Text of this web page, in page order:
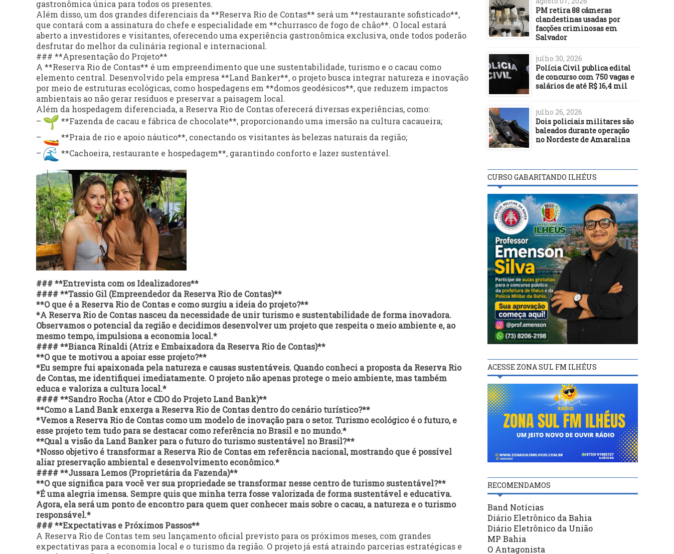
gastronômica única para todos os presentes.
Além disso, um dos grandes diferenciais da **Reserva Rio de Contas** será um **restaurante sofisticado**,
que contará com a assinatura do chefe e especialidade em **churrasco de fogo de chão**. O local estará
aberto a investidores e visitantes, oferecendo uma experiência gastronômica exclusiva, onde todos poderão
desfrutar do melhor da culinária regional e internacional.
### **Apresentação do Projeto**
A **Reserva Rio de Contas** é um empreendimento que une sustentabilidade, turismo e o cacau como
elemento central. Desenvolvido pela empresa **Land Banker**, o projeto busca integrar natureza e inovação
por meio de estruturas ecológicas, como hospedagens em **domos geodésicos**, que reduzem impactos
ambientais ao não gerar resíduos e preservar a paisagem local.
Além da hospedagem diferenciada, a Reserva Rio de Contas oferecerá diversas experiências, como:
–
**Fazenda de cacau e fábrica de chocolate**, proporcionando uma imersão na cultura cacaueira;
–
**Praia de rio e apoio náutico**, conectando os visitantes às belezas naturais da região;
–
**Cachoeira, restaurante e hospedagem**, garantindo conforto e lazer sustentável.
### **Entrevista com os Idealizadores**
#### **Tassio Gil (Empreendedor da Reserva Rio de Contas)**
**O que é a Reserva Rio de Contas e como surgiu a ideia do projeto?**
*A Reserva Rio de Contas nasceu da necessidade de unir turismo e sustentabilidade de forma inovadora.
Observamos o potencial da região e decidimos desenvolver um projeto que respeita o meio ambiente e, ao
mesmo tempo, impulsiona a economia local.*
#### **Bianca Rinaldi (Atriz e Embaixadora da Reserva Rio de Contas)**
**O que te motivou a apoiar esse projeto?**
*Eu sempre fui apaixonada pela natureza e causas sustentáveis. Quando conheci a proposta da Reserva Rio
de Contas, me identifiquei imediatamente. O projeto não apenas protege o meio ambiente, mas também
educa e valoriza a cultura local.*
#### **Sandro Rocha (Ator e CDO do Projeto Land Bank)**
**Como a Land Bank enxerga a Reserva Rio de Contas dentro do cenário turístico?**
*Vemos a Reserva Rio de Contas como um modelo de inovação para o setor. Turismo ecológico é o futuro, e
esse projeto tem tudo para se destacar como referência no Brasil e no mundo.*
**Qual a visão da Land Banker para o futuro do turismo sustentável no Brasil?**
*Nosso objetivo é transformar a Reserva Rio de Contas em referência nacional, mostrando que é possível
aliar preservação ambiental e desenvolvimento econômico.*
#### **Jussara Lemos (Proprietária da Fazenda)**
**O que significa para você ver sua propriedade se transformar nesse centro de turismo sustentável?**
*É uma alegria imensa. Sempre quis que minha terra fosse valorizada de forma sustentável e educativa.
Agora, ela será um ponto de encontro para quem quer conhecer mais sobre o cacau, a natureza e o turismo
responsável.*
### **Expectativas e Próximos Passos**
A Reserva Rio de Contas tem seu lançamento oficial previsto para os próximos meses, com grandes
expectativas para a economia local e o turismo da região. O projeto já está atraindo parcerias estratégicas e
PM retira 88 câmeras
clandestinas usadas por
facções criminosas em
Salvador
julho 30, 2026
Polícia Civil publica edital
de concurso com 750 vagas e
salários de até R$ 16,4 mil
julho 26, 2026
Dois policiais militares são
baleados durante operação
no Nordeste de Amaralina
CURSO GABARITANDO ILHÉUS
ACESSE ZONA SUL FM ILHÉUS
RECOMENDAMOS
Band Notícias
Diário Eletrônico da Bahia
Diário Eletrônico da União
MP Bahia
O Antagonista